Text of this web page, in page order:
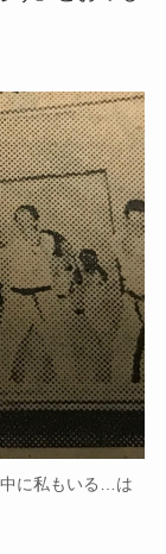
に私もいる…は